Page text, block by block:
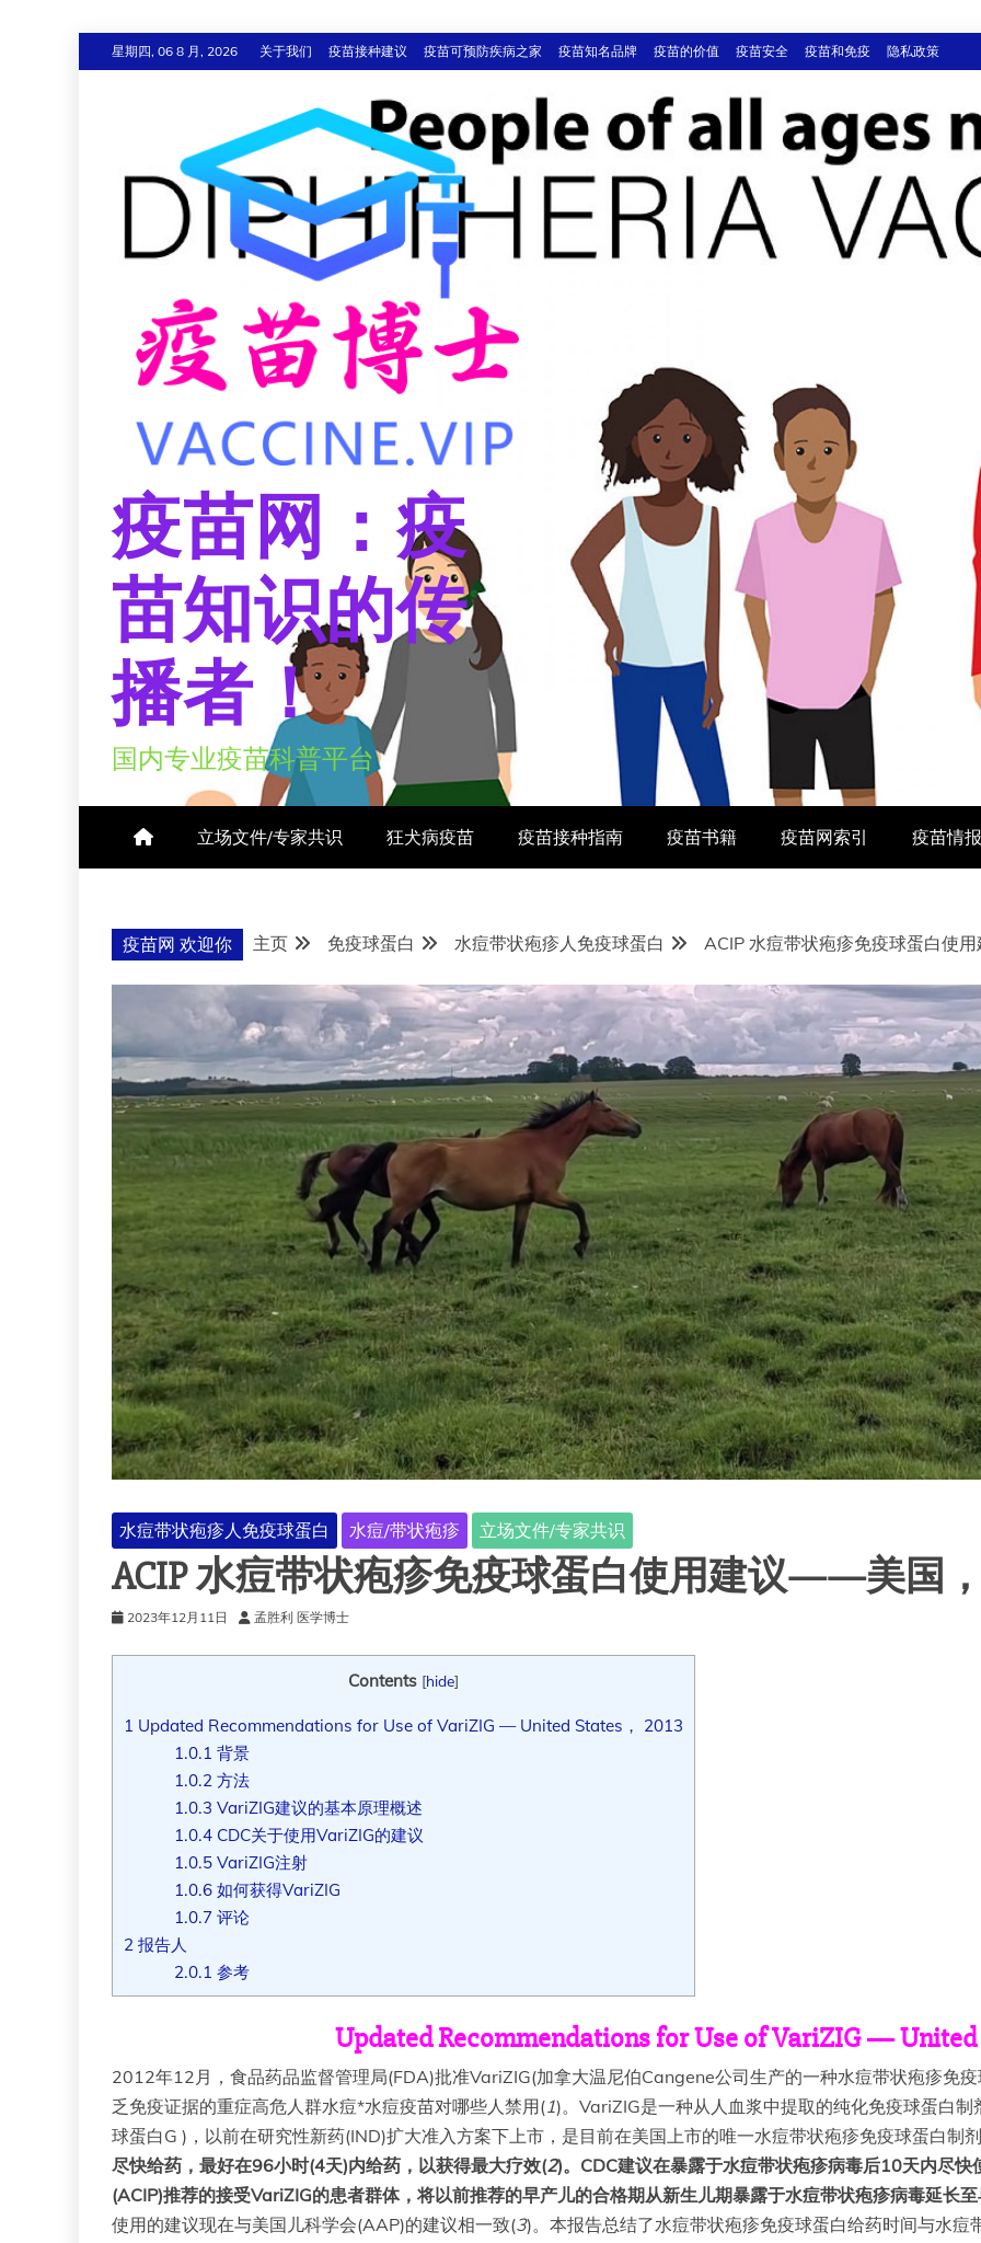
至
星期四, 06 8 月, 2026 关于我们 疫苗接种建议 疫苗可预防疾病之家 疫苗知名品牌 疫苗的价值 疫苗安全 疫苗和免疫 隐私政策
疫苗网：疫
苗知识的传
播者！
国内专业疫苗科普平台
立场文件/专家共识 狂犬病疫苗 疫苗接种指南 疫苗书籍 疫苗网索引 疫苗情
疫苗网 欢迎你 主页 免疫球蛋白 水痘带状疱疹人免疫球蛋白 ACIP 水痘带状疱疹免疫球蛋白使
水痘带状疱疹人免疫球蛋白 水痘/带状疱疹 立场文件/专家共识
ACIP 水痘带状疱疹免疫球蛋白使用建议——美国，
2023年12月11日 孟胜利 医学博士
Contents [hide]
1 Updated Recommendations for Use of VariZIG — United States， 2013
1.0.1 背景
1.0.2 方法
1.0.3 VariZIG建议的基本原理概述
1.0.4CDC关于使用VariZIG的建议
1.0.5VariZIG注射
1.0.6如何获得VariZIG
1.0.7评论
2 报告人
2.0.1 参考
Updated Recommendations for Use of VariZIG — United
2012年12月，食品药品监督管理局(FDA)批准VariZIG(加拿大温尼伯Cangene公司生产的一种水痘带状疱疹免
乏免疫证据的重症高危人群水痘*水痘疫苗对哪些人禁用( 1)。VariZIG是一种从人血浆中提取的纯化免疫球蛋白
球蛋白G )，以前在研究性新药(IND)扩大准入方案下上市，是目前在美国上市的唯一水痘带状疱疹免疫球蛋白制
尽快给药，最好在96小时(4天)内给药，以获得最大疗效(2)。CDC建议在暴露于水痘带状疱疹病毒后10天内尽
(ACIP)推荐的接受VariZIG的患者群体，将以前推荐的早产儿的合格期从新生儿期暴露于水痘带状疱疹病毒延长
使用的建议现在与美国儿科学会(AAP)的建议相一致(3)。本报告总结了水痘带状疱疹免疫球蛋白给药时间与水